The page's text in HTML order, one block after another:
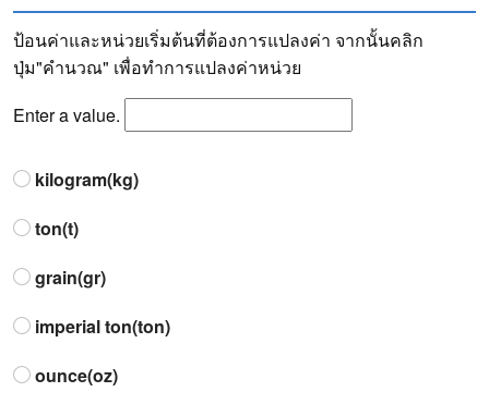
ป้อนค่าและหน่วยเริ่มต้นที่ต้องการแปลงค่า จากนั้นคลิก
ปุ่ม"คำนวณ" เพื่อทำการแปลงค่าหน่วย
Enter a value.
kilogram(kg)
ton(t)
grain(gr)
imperial ton(ton)
ounce(oz)